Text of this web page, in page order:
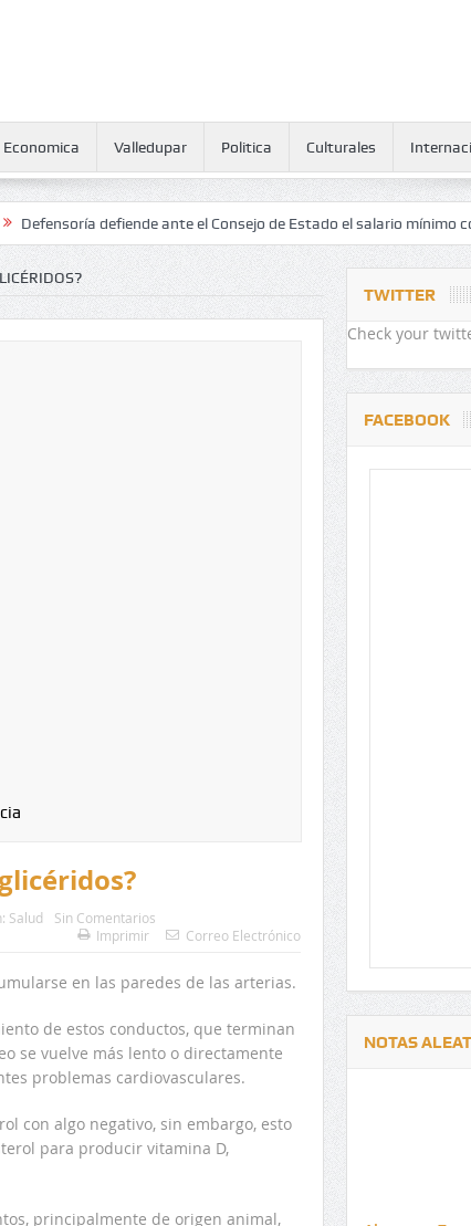
Economica Valledupar Politica Culturales
ante el Consejo de Estado el salario mínimo como derecho
Salud
Sin Comentarios
Imprimir
Correo Electrónico
en las paredes de las arterias.
de estos conductos, que terminan
se vuelve más lento o directamente
problemas cardiovasculares.
con algo negativo, sin embargo, esto
para producir vitamina D,
principalmente de origen animal,
TWITTER
Check your
FACEBOOK
NOTAS
Departamental del Cesar
El 17 de enero
venta de pines